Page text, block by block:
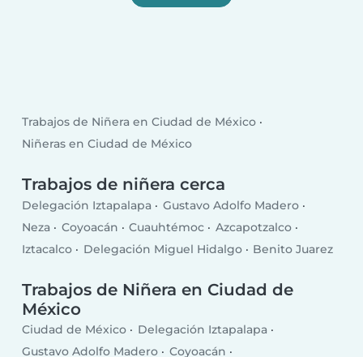
Trabajos de Niñera en Ciudad de México
Niñeras en Ciudad de México
Trabajos de niñera cerca
Delegación Iztapalapa
Gustavo Adolfo Madero
Neza
Coyoacán Cuauhtémoc
Azcapotzalco
Iztacalco
Delegación Miguel Hidalgo Benito Juarez
Trabajos de Niñera en Ciudad de
México
Ciudad de México
Delegación Iztapalapa
Gustavo Adolfo Madero
Coyoacán